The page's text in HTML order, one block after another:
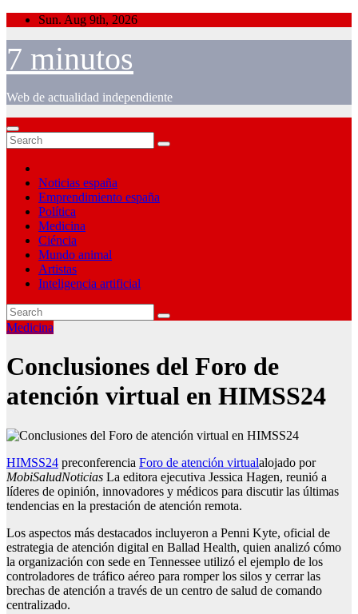
Skip
content
Sun. Aug 9th, 2026
7 minutos
Web de actualidad independiente
Noticias españa
Emprendimiento españa
Política
Medicina
Ciéncia
Mundo animal
Artistas
Inteligencia artificial
Medicina
Conclusiones del Foro de
atención virtual en HIMSS24
HIMSS24 preconferencia Foro de atención virtualalojado por
MobiSaludNoticias La editora ejecutiva Jessica Hagen, reunió a
líderes de opinión, innovadores y médicos para discutir las últimas
tendencias en la prestación de atención remota.
Los aspectos más destacados incluyeron a Penni Kyte, oficial de
estrategia de atención digital en Ballad Health, quien analizó cómo
la organización con sede en Tennessee utilizó el ejemplo de los
controladores de tráfico aéreo para romper los silos y cerrar las
brechas de atención a través de un centro de salud de comando
centralizado.